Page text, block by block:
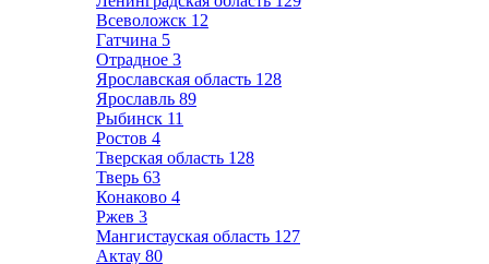
Всеволожск 12
Гатчина 5
Отрадное 3
Ярославская область 128
Ярославль 89
Рыбинск 11
Ростов 4
Тверская область 128
Тверь 63
Конаково 4
Ржев 3
Мангистауская область 127
Актау 80